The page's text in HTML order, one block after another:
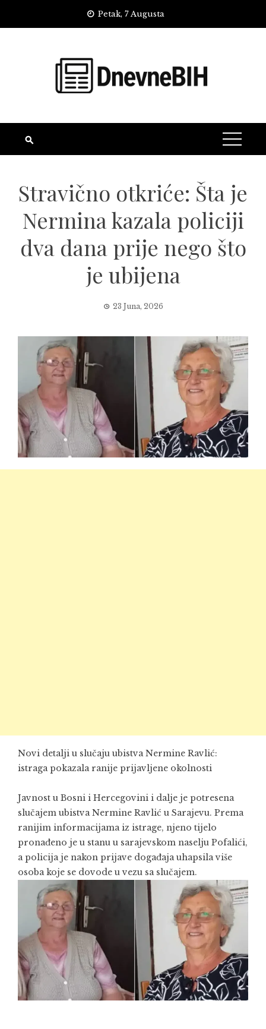
Petak, 7 Augusta
Stravično otkriće: Šta je
Nermina kazala policiji
dva dana prije nego što
je ubijena
23 Juna, 2026
Novi detalji u slučaju ubistva Nermine Ravlić:
istraga pokazala ranije prijavljene okolnosti
Javnost u Bosni i Hercegovini i dalje je potresena
slučajem ubistva Nermine Ravlić u Sarajevu. Prema
ranijim informacijama iz istrage, njeno tijelo
pronađeno je u stanu u sarajevskom naselju Pofalići,
a policija je nakon prijave događaja uhapsila više
osoba koje se dovode u vezu sa slučajem.